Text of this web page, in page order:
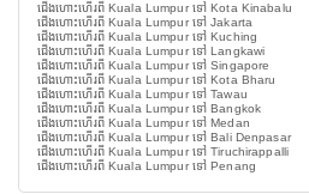
ជើងហោះហើរពី Kuala Lumpur ទៅ Kota Kinabalu
ជើងហោះហើរពី Kuala Lumpur ទៅ Jakarta
ជើងហោះហើរពី Kuala Lumpur ទៅ Kuching
ជើងហោះហើរពី Kuala Lumpur ទៅ Langkawi
ជើងហោះហើរពី Kuala Lumpur ទៅ Singapore
ជើងហោះហើរពី Kuala Lumpur ទៅ Kota Bharu
ជើងហោះហើរពី Kuala Lumpur ទៅ Tawau
ជើងហោះហើរពី Kuala Lumpur ទៅ Bangkok
ជើងហោះហើរពី Kuala Lumpur ទៅ Medan
ជើងហោះហើរពី Kuala Lumpur ទៅ Bali Denpasar
ជើងហោះហើរពី Kuala Lumpur ទៅ Tiruchirappalli
ជើងហោះហើរពី Kuala Lumpur ទៅ Penang